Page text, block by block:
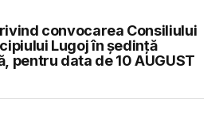
convocarea Consiliului
Lugoj în şedinţă
pentru data de 10 AUGUST